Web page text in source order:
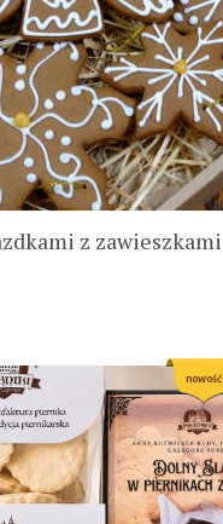
z zawieszkami
Do koszyka
nowość